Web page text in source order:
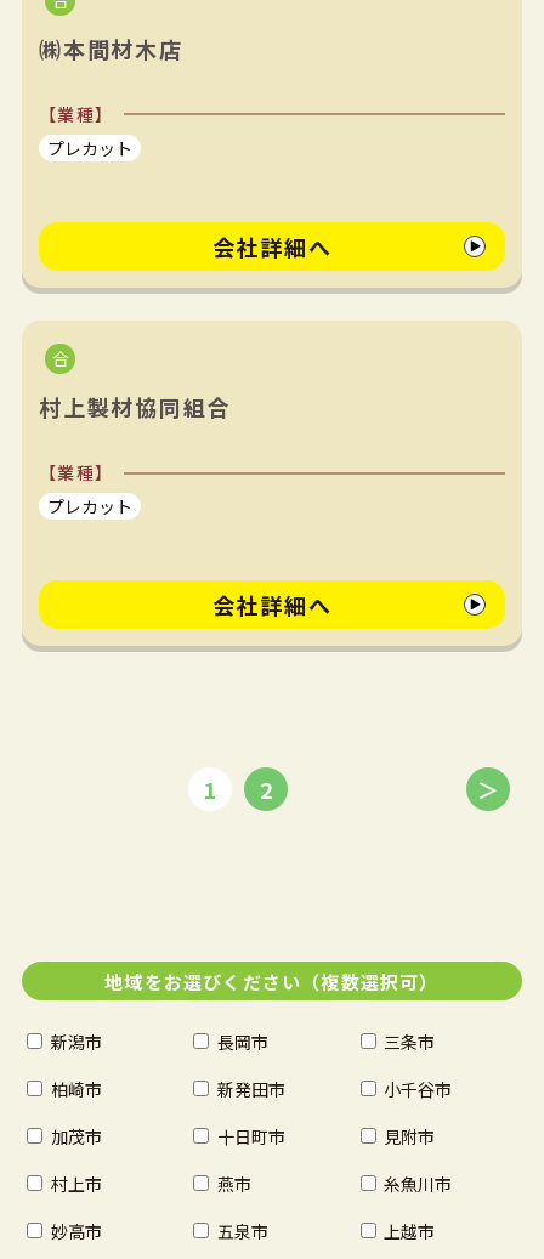
㈱本間材木店
【業種】
プレカット
会社詳細へ
村上製材協同組合
【業種】
プレカット
会社詳細へ
1 2 ＞
地域をお選びください（複数選択可）
新潟市 長岡市
三条市
柏崎市
新発田市
小千谷市
加茂市
十日町市
見附市
村上市
燕市
糸魚川市
妙高市
五泉市
上越市